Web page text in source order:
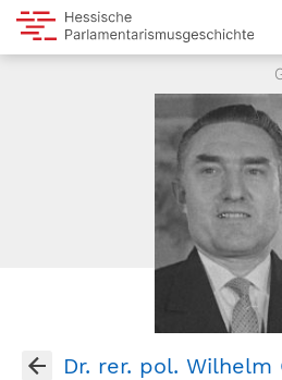
Dr. rer. pol. Wilhelm